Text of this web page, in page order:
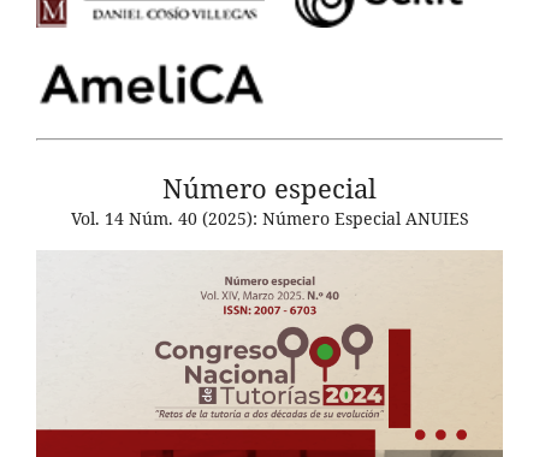
Número especial
Vol. 14 Núm. 40 (2025): Número Especial ANUIES